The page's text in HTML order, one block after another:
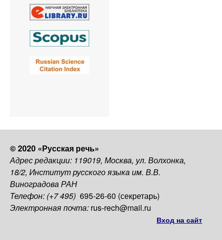
© 2020 «Русская речь»
Адрес редакции: 119019, Москва, ул. Волхонка,
18/2, Институт русского языка им. В.В.
Виноградова РАН
Телефон: (+7 495) 695-26-60 (секретарь)
Электронная почта: rus-rech@mail.ru
Вход на сайт